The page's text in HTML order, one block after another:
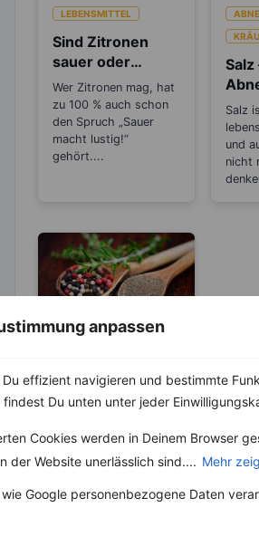
anpassen
effizient navigieren und bestimmte
Du unten unter jeder
Cookies werden in Deinem Browser
der Website unerlässlich sind.... Mehr
Google personenbezogene Daten
LEBENSMITTEL
Sind Zitronen
sauer oder
basisch?
Wer Zitronen mag, hat
zu 100 % auch schon
den Spruch „Sauer
macht lustig!“
gehört....
Salz
Salz
und
nicht
Pfeffer- Die
Unterschiede
Sorten
Pfeffers ist die
Malabarküste in Indien.
Klima...